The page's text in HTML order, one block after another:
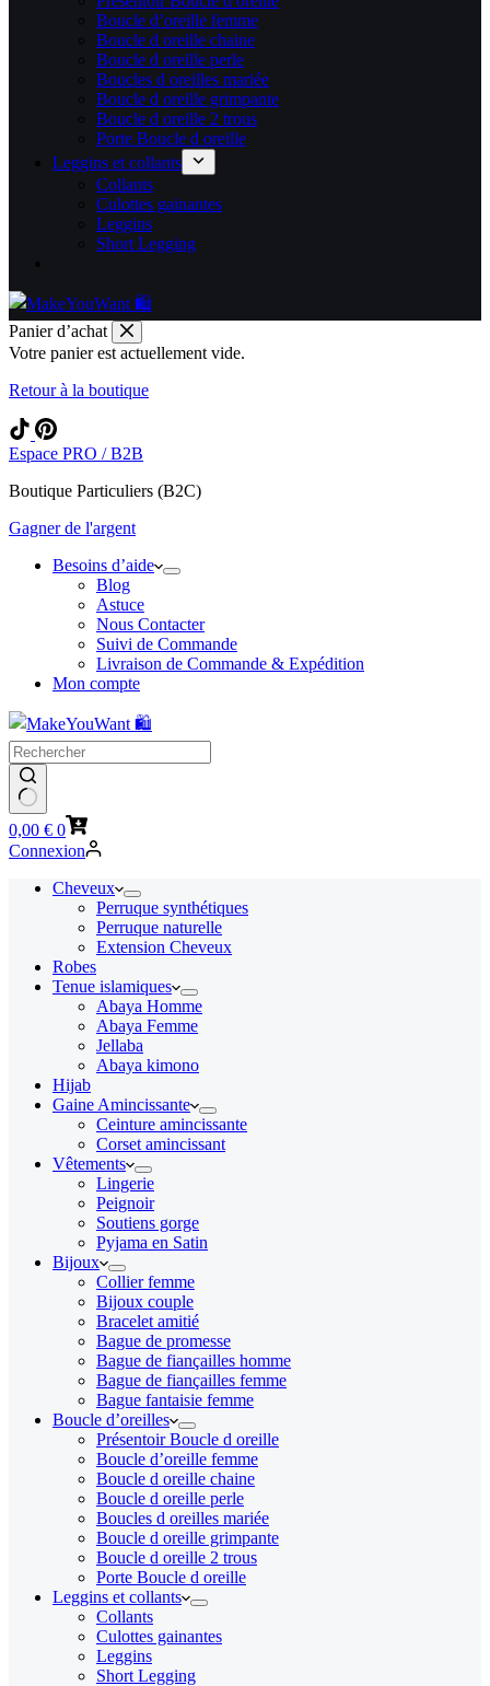
Boucle d’oreille femme
Boucle d oreille chaine
Boucle d oreille perle
Boucles d oreilles mariée
Boucle d oreille grimpante
Boucle d oreille 2 trous
Porte Boucle d oreille
Leggins et collants
Collants
Culottes gainantes
Leggins
Short Legging
Panier d’achat
Votre panier est actuellement vide.
Retour à la boutique
Espace PRO / B2B
Boutique Particuliers (B2C)
Gagner de l'argent
Besoins d’aide
Blog
Astuce
Nous Contacter
Suivi de Commande
Livraison de Commande & Expédition
Mon compte
Panier
d’achat
0,00 € 0
Connexion
Cheveux
Perruque synthétiques
Perruque naturelle
Extension Cheveux
Robes
Tenue islamiques
Abaya Homme
Abaya Femme
Jellaba
Abaya kimono
Hijab
Gaine Amincissante
Ceinture amincissante
Corset amincissant
Vêtements
Lingerie
Peignoir
Soutiens gorge
Pyjama en Satin
Bijoux
Collier femme
Bijoux couple
Bracelet amitié
Bague de promesse
Bague de fiançailles homme
Bague de fiançailles femme
Bague fantaisie femme
Boucle d’oreilles
Présentoir Boucle d oreille
Boucle d’oreille femme
Boucle d oreille chaine
Boucle d oreille perle
Boucles d oreilles mariée
Boucle d oreille grimpante
Boucle d oreille 2 trous
Porte Boucle d oreille
Leggins et collants
Collants
Culottes gainantes
Leggins
Short Legging